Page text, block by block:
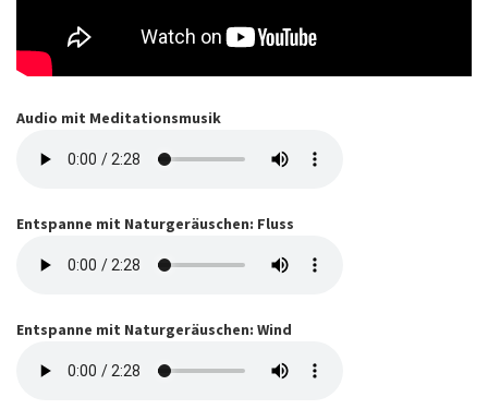
Audio mit Meditationsmusik
Entspanne mit Naturgeräuschen: Fluss
Entspanne mit Naturgeräuschen: Wind